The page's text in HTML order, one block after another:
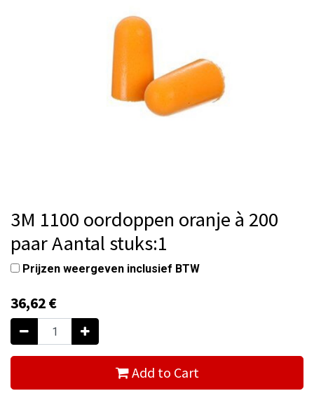
3M 1100 oordoppen oranje à 200
paar Aantal stuks:1
Prijzen weergeven inclusief BTW
36,62€
Add to Cart